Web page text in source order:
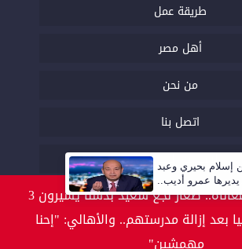
طريقة عمل
أهل مصر
من نحن
اتصل بنا
السياسة التحريرية
7 سنوات من المعاناة.. صغار نجع سعيد بدشنا يسيرون 3
بعد إزالة مدرستهم.. والأهالي: "إحنا
مهمشين"
إسلام بحيري وعبد
يديرها عمرو أديب..
قريبا | أهل مصر